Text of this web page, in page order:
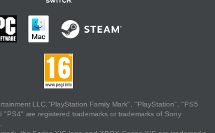
LLC."PlayStation Family Mark", "PlayStation", "PS5
are registered trademarks or trademarks of Sony